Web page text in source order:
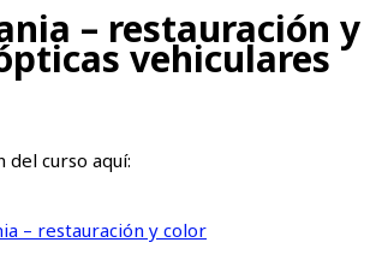
– restauración y
vehiculares
del curso aquí:
– restauración y color